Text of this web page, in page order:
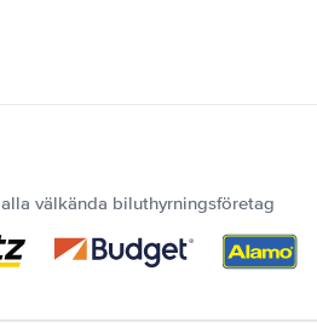
välkända biluthyrningsföretag